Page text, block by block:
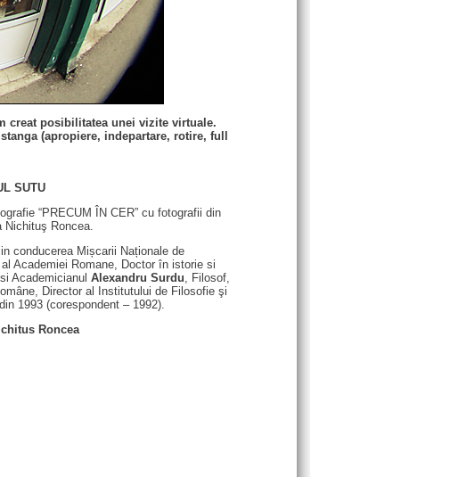
creat posibilitatea unei vizite virtuale.
(apropiere, indepartare, rotire, full
SUTU
“PRECUM ÎN CER” cu fotografii din
Nichituş Roncea.
conducerea Mișcarii Naționale de
Academiei Romane, Doctor în istorie si
Academicianul Alexandru Surdu, Filosof,
Director al Institutului de Filosofie şi
1993 (corespondent – 1992).
Roncea